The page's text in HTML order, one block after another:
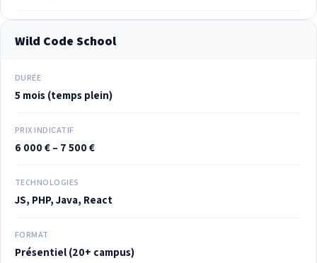
Wild Code School
DURÉE
5 mois (temps plein)
PRIX INDICATIF
6 000 € – 7 500 €
TECHNOLOGIES
JS, PHP, Java, React
FORMAT
Présentiel (20+ campus)